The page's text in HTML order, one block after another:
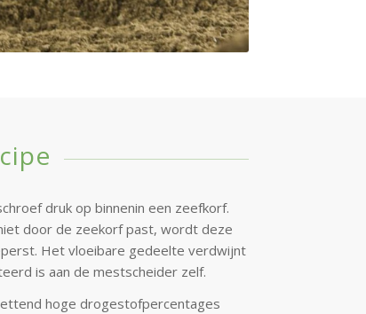
druk op binnenin een zeefkorf.
door de zeekorf past, wordt deze
Het vloeibare gedeelte verdwijnt
is aan de mestscheider zelf.
hoge drogestofpercentages